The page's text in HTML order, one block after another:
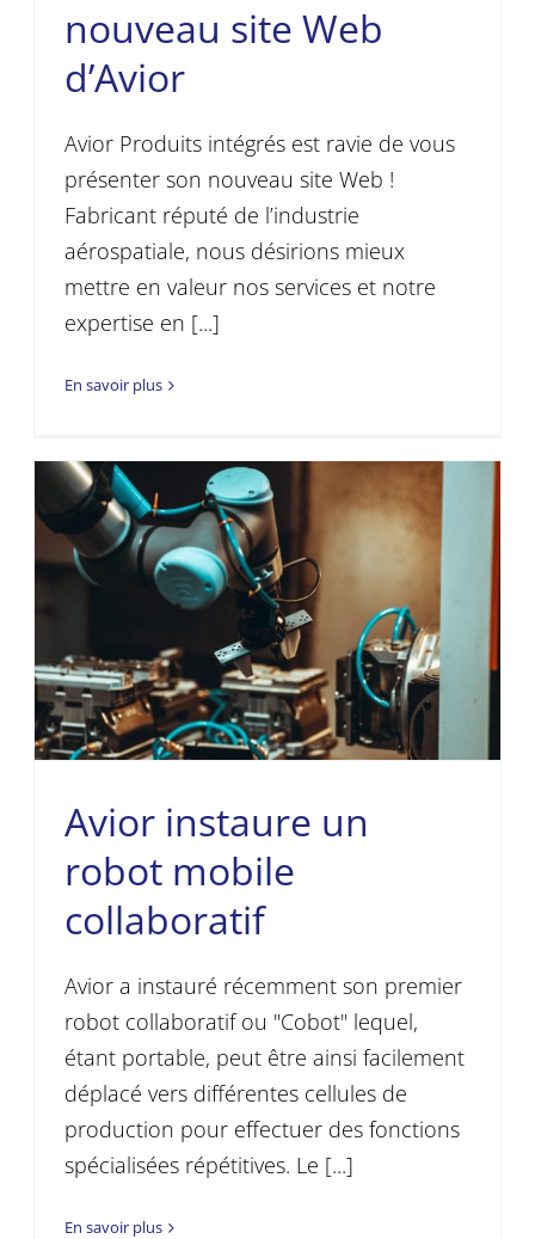
nouveau site Web
d’Avior
Avior Produits intégrés est ravie de vous
présenter son nouveau site Web !
Fabricant réputé de l’industrie
aérospatiale, nous désirions mieux
mettre en valeur nos services et notre
expertise en [...]
En savoir plus
Avior instaure un
robot mobile
collaboratif
Avior a instauré récemment son premier
robot collaboratif ou "Cobot" lequel,
étant portable, peut être ainsi facilement
déplacé vers différentes cellules de
production pour effectuer des fonctions
spécialisées répétitives. Le [...]
En savoir plus